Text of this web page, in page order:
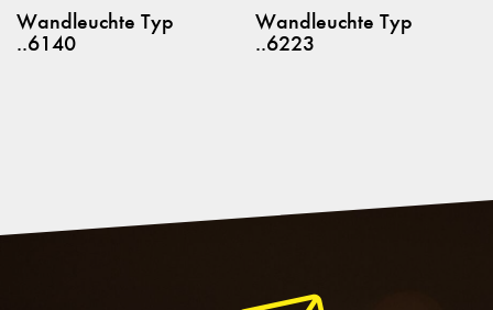
Wandleuchte Typ
..6140
Wandleuchte Typ
..6223